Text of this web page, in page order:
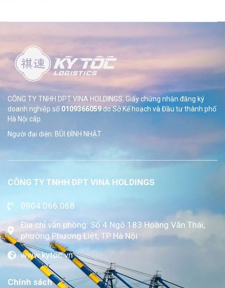
CÔNG TY TNHH DPT VINA HOLDINGS. Giấy chứng nhận đăng ký
doanh nghiệp số 0109366059do SởKế hoạch và Đầu tư thành phố
Hà Nội cấp.
Người đại diện: BÙI ĐÌNH NHẬT
CÔNG TY TNHH DPT VINA HOLDINGS
0904.066.068
Địa chỉ văn phòng: Số 4 Ngõ 183 Hoàng Văn Thái,
phường Phương Liệt, TP Hà Nội
www.kytoc.vn
Chính sách